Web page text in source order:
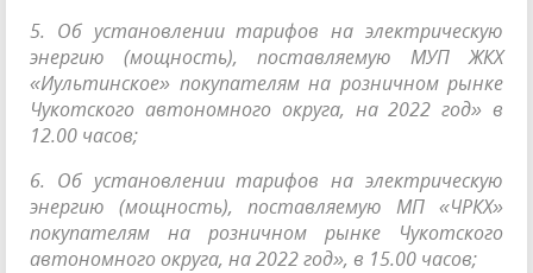
5. Об установлении тарифов на электрическую
энергию (мощность), поставляемую МУП ЖКХ
«Иультинское» покупателям на розничном рынке
Чукотского автономного округа, на 2022 год» в
12.00 часов;
6. Об установлении тарифов на электрическую
энергию (мощность), поставляемую МП «ЧРКХ»
покупателям на розничном рынке Чукотского
автономного округа, на 2022 год», в 15.00 часов;